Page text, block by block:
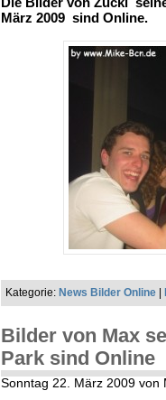
März 2009 sind Online.
Kategorie: News Bilder Online
Bilder von Max
Park sind Online
Sonntag 22. März 2009 von